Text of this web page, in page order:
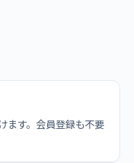
ます。会員登録も不要